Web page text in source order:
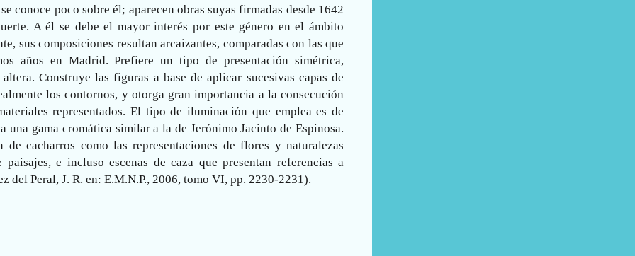
conoce poco sobre él; aparecen obras suyas firmadas desde 1642
A él se debe el mayor interés por este género en el ámbito
sus composiciones resultan arcaizantes, comparadas con las que
años en Madrid. Prefiere un tipo de presentación simétrica,
Construye las figuras a base de aplicar sucesivas capas de
los contornos, y otorga gran importancia a la consecución
representados. El tipo de iluminación que emplea es de
una gama cromática similar a la de Jerónimo Jacinto de Espinosa.
cacharros como las representaciones de flores y naturalezas
paisajes, e incluso escenas de caza que presentan referencias a
del Peral, J. R. en: E.M.N.P., 2006, tomo VI, pp. 2230-2231).